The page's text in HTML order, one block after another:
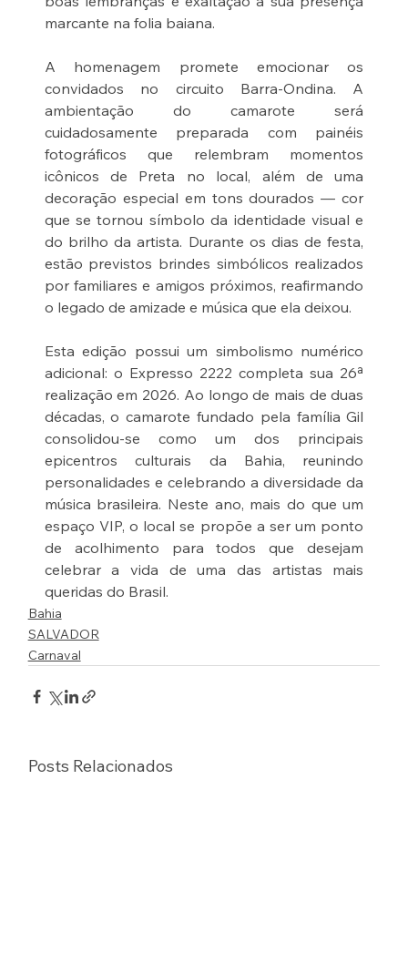
marcante na folia baiana.
A homenagem promete emocionar os
convidados no circuito Barra-Ondina. A
ambientação do camarote será
cuidadosamente preparada com painéis
fotográficos que relembram momentos
icônicos de Preta no local, além de uma
decoração especial em tons dourados — cor
que se tornou símbolo da identidade visual e
do brilho da artista. Durante os dias de festa,
estão previstos brindes simbólicos realizados
por familiares e amigos próximos, reafirmando
o legado de amizade e música que ela deixou.
Esta edição possui um simbolismo numérico
adicional: o Expresso 2222 completa sua 26ª
realização em 2026. Ao longo de mais de duas
décadas, o camarote fundado pela família Gil
consolidou-se como um dos principais
epicentros culturais da Bahia, reunindo
personalidades e celebrando a diversidade da
música brasileira. Neste ano, mais do que um
espaço VIP, o local se propõe a ser um ponto
de acolhimento para todos que desejam
celebrar a vida de uma das artistas mais
queridas do Brasil.
Bahia
SALVADOR
Carnaval
Posts Relacionados